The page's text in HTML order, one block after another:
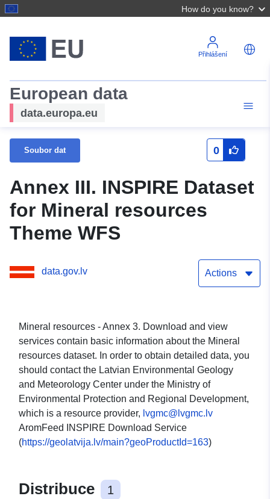
How do you know?
Přihlášení
European data
data.europa.eu
Soubor dat 0
Annex III. INSPIRE Dataset
for Mineral resources
Theme WFS
data.gov.lv Actions
Mineral resources - Annex 3. Download and view
services contain basic information about the Mineral
resources dataset. In order to obtain detailed data, you
should contact the Latvian Environmental Geology
and Meteorology Center under the Ministry of
Environmental Protection and Regional Development,
which is a resource provider, lvgmc@lvgmc.lv
AromFeed INSPIRE Download Service
(https://geolatvija.lv/main?geoProductId=163)
Distribuce 1